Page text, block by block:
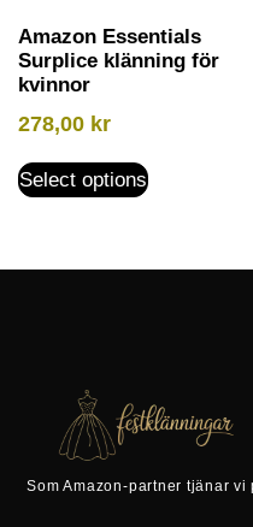
Amazon Essentials
Surplice klänning för
kvinnor
278,00 kr
Select options
Som Amazon-partner tjänar